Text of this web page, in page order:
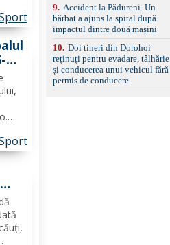
9. Accident la Pădureni. Un
bărbat a ajuns la spital după
impactul dintre două mașini
10. Doi tineri din Dorohoi
reținuți pentru evadare, tâlhărie
și conducerea unui vehicul fără
permis de conducere